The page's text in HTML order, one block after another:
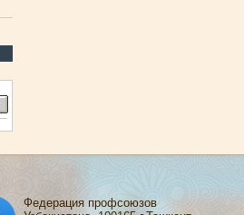
Федерация профсоюзов